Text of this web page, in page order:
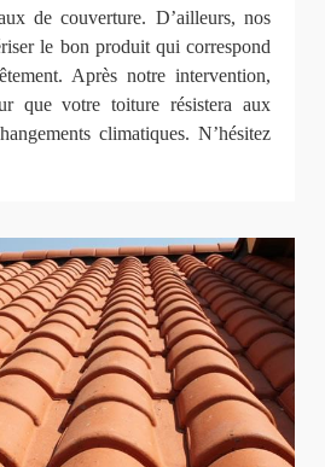
de couverture. D’ailleurs, nos
le bon produit qui correspond
Après notre intervention,
que votre toiture résistera aux
climatiques. N’hésitez